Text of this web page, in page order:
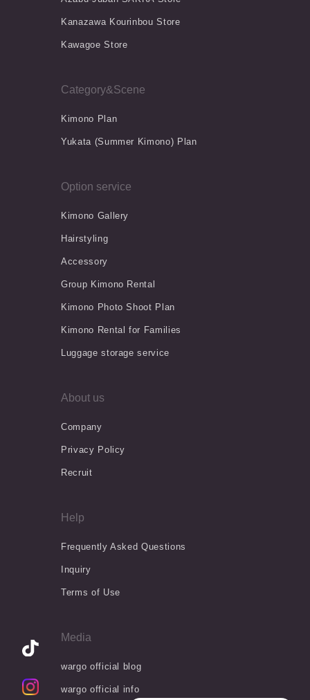
Kanazawa Kourinbou Store
Kawagoe Store
Category&Scene
Kimono Plan
Yukata (Summer Kimono) Plan
Option service
Kimono Gallery
Hairstyling
Accessory
Group Kimono Rental
Kimono Photo Shoot Plan
Kimono Rental for Families
Luggage storage service
About us
Company
Privacy Policy
Recruit
Help
Frequently Asked Questions
Inquiry
Terms of Use
Media
wargo official blog
wargo official info